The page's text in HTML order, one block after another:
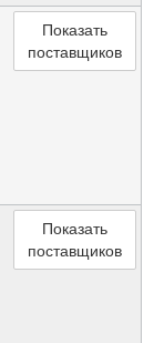
Показать
поставщиков
Показать
поставщиков